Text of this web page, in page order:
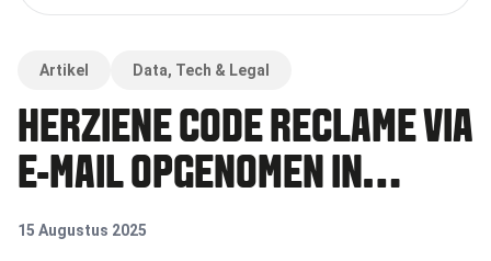
Artikel Data, Tech & Legal
HERZIENE CODE RECLAME VIA
E-MAIL OPGENOMEN IN
NEDERLANDSE RECLAME
15 Augustus 2025